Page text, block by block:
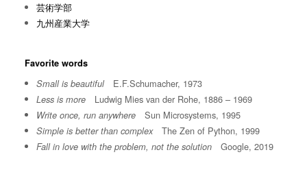
芸術学部
九州産業大学
Favorite words
Small is beautifulE.F.Schumacher, 1973
Less is more Ludwig Mies van der Rohe, 1886 – 1969
Write once, run anywhere Sun Microsystems, 1995
Simple is better than complexThe Zen of Python, 1999
Fall in love with the problem, not the solution Google, 2019